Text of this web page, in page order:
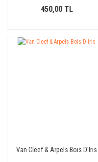
450,00 TL
Van Cleef & Arpels Bois D'Iris